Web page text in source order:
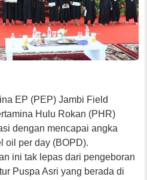
EP (PEP) Jambi Field
Hulu Rokan (PHR)
dengan mencapai angka
oil per day (BOPD).
ini tak lepas dari pengeboran
Puspa Asri yang berada di